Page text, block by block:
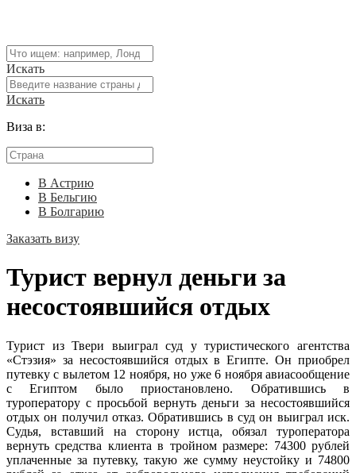
Искать
Искать
Виза в:
В Астрию
В Бельгию
В Болгарию
Заказать визу
Турист вернул деньги за
несостоявшийся отдых
Турист из Твери выиграл суд у туристического агентства
«Стэзия» за несостоявшийся отдых в Египте. Он приобрел
путевку с вылетом 12 ноября, но уже 6 ноября авиасообщение
с Египтом было приостановлено. Обратившись в
туроператору с просьбой вернуть деньги за несостоявшийся
отдых он получил отказ. Обратившись в суд он выиграл иск.
Судья, вставший на сторону истца, обязал туроператора
вернуть средства клиента в тройном размере: 74300 рублей
уплаченные за путевку, такую же сумму неустойку и 74800